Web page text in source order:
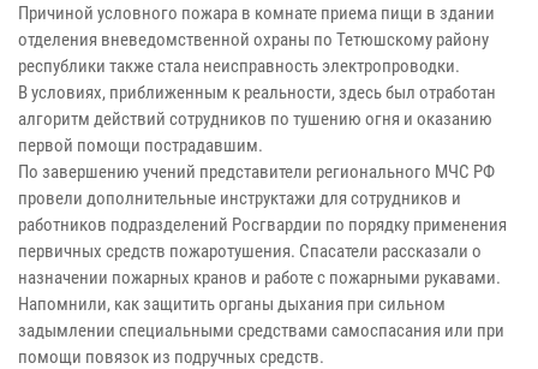
Причиной условного пожара в комнате приема пищи в здании
отделения вневедомственной охраны по Тетюшскому району
республики также стала неисправность электропроводки.
В условиях, приближенным к реальности, здесь был отработан
алгоритм действий сотрудников по тушению огня и оказанию
первой помощи пострадавшим.
По завершению учений представители регионального МЧС РФ
провели дополнительные инструктажи для сотрудников и
работников подразделений Росгвардии по порядку применения
первичных средств пожаротушения. Спасатели рассказали о
назначении пожарных кранов и работе с пожарными рукавами.
Напомнили, как защитить органы дыхания при сильном
задымлении специальными средствами самоспасания или при
помощи повязок из подручных средств.